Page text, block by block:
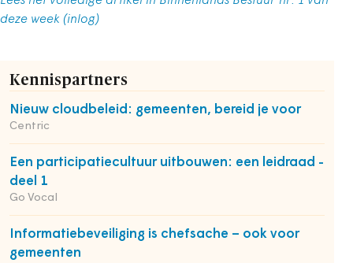
deze week (inlog)
Kennispartners
Nieuw cloudbeleid: gemeenten, bereid je voor
Centric
Een participatiecultuur uitbouwen: een leidraad -
deel 1
Go Vocal
Informatiebeveiliging is chefsache – ook voor
gemeenten